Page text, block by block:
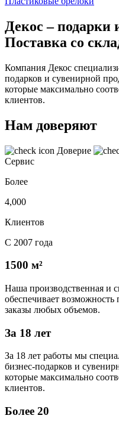
Декос – подарки
Поставка со
Компания Декос
подарков и сувенирной
которые максимально
клиентов.
Нам доверяют
Доверие
Сервис
Более
4,000
Клиентов
С 2007 года
1500 м²
Наша производственная и
обеспечивает
заказы любых объемов.
За 18 лет
За 18 лет работы мы
бизнес-подарков и
которые максимально
клиентов.
Более 20